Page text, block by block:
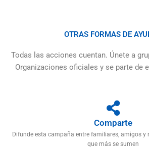
OTRAS FORMAS DE
Todas las acciones cuentan. Únete a
Organizaciones oficiales y se parte de
Comparte
Difunde esta campaña entre familiares, amigos y
que más se sumen